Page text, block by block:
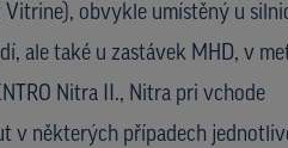
obvykle umístěný u
ale také u zastávek MHD, v
Nitra II., Nitra pri vchode
v některých případech